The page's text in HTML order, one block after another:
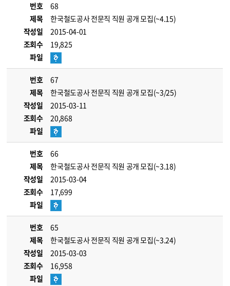
번호
68
제목
한국철도공사 전문직 직원 공개 모집(~4.15)
작성일
2015-04-01
조회수
19,825
파일
번호
67
제목
한국철도공사 전문직 직원 공개 모집(~3/25)
작성일
2015-03-11
조회수
20,868
파일
번호
66
제목
한국철도공사 전문직 직원 공개 모집(~3.18)
작성일
2015-03-04
조회수
17,699
파일
번호
65
제목
한국철도공사 전문직 직원 공개 모집(~3.24)
작성일
2015-03-03
조회수
16,958
파일